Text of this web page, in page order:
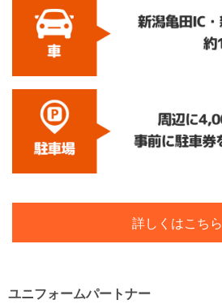
詳しくはこちら
ユニフォームパートナー